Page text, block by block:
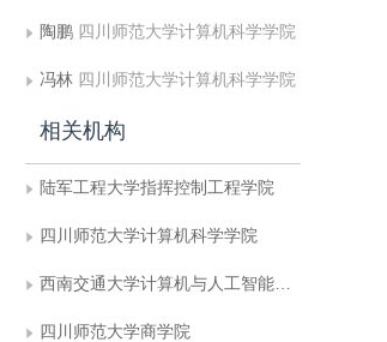
陶鹏 四川师范大学计算机科学学院
冯林 四川师范大学计算机科学学院
相关机构
陆军工程大学指挥控制工程学院
四川师范大学计算机科学学院
西南交通大学计算机与人工智能学院
四川师范大学商学院